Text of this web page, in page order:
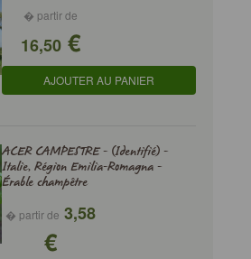
� partir de
16,50€
AJOUTER AU PANIER
ACER CAMPESTRE - (Identifié) -
Italie, Région Emilia-Romagna -
Érable champêtre
� partir de 3,58
€